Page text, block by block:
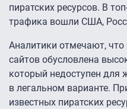
пиратских ресурсов. В
трафика вошли США,
Аналитики отмечают, что
сайтов обусловлена
который недоступен для
в легальном варианте.
известных пиратских